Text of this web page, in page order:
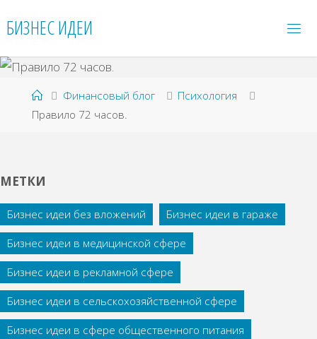
БИЗНЕС ИДЕИ
ГлавнаяФинансовый блог
Психология
Правило 72 часов.
МЕТКИ
Бизнес идеи без вложений
Бизнес идеи в гараже
Бизнес идеи в медицинской сфере
Бизнес идеи в рекламной сфере
Бизнес идеи в сельскохозяйственной сфере
Бизнес идеи в сфере общественного питания